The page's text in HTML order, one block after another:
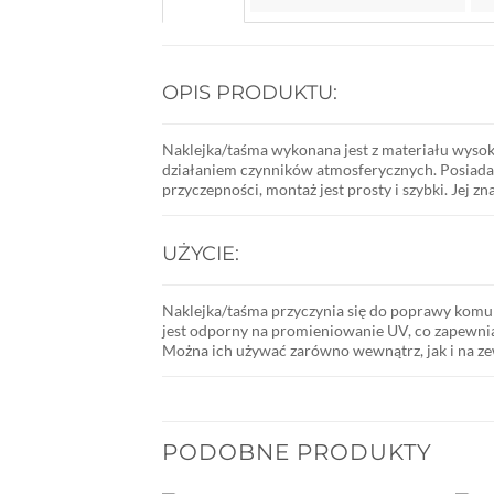
OPIS PRODUKTU:
Naklejka/taśma wykonana jest z materiału
działaniem czynników atmosferycznych.
przyczepności, montaż jest prosty i szybki. Jej
UŻYCIE:
Naklejka/taśma przyczynia się do poprawy
jest odporny na promieniowanie UV, co
Można ich używać zarówno wewnątrz, jak i na
PODOBNE PRODUKTY